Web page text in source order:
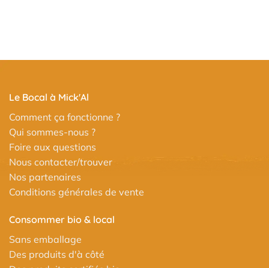
Le Bocal à Mick'Al
Comment ça fonctionne ?
Qui sommes-nous ?
Foire aux questions
Nous contacter/trouver
Nos partenaires
Conditions générales de vente
Consommer bio & local
Sans emballage
Des produits d'à côté